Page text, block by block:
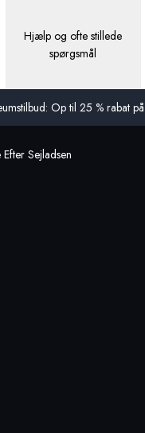
Op til 25 % rabat
Hjælp og ofte stillede
spørgsmål
Sejladsen